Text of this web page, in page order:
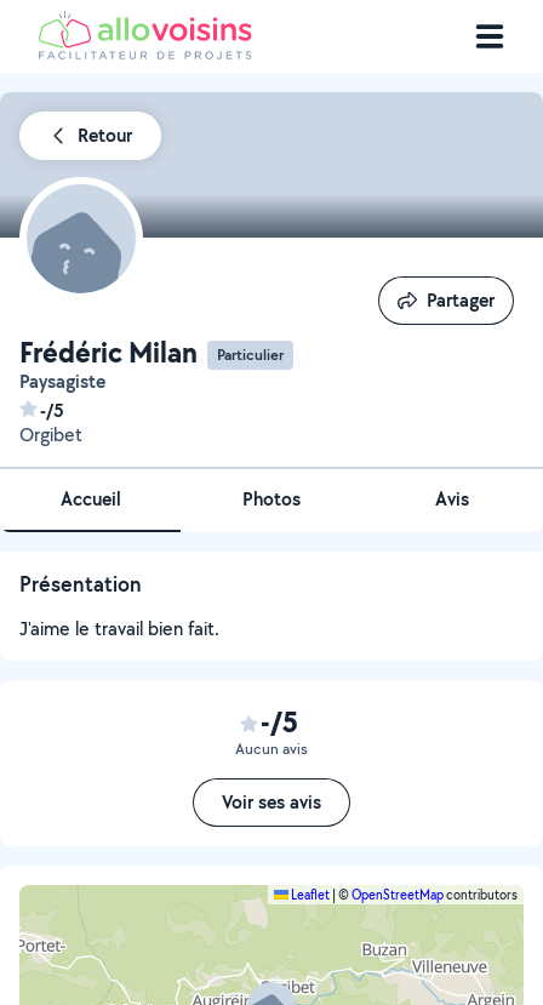
Retour
Frédéric Milan Particulier
Paysagiste
-/5
Orgibet
Partager
Partager
Accueil Photos Avis
Présentation
J'aime le travail bien fait.
-/5
Aucun avis
Voir ses avis
Leaflet ©OpenStreetMapcontributors